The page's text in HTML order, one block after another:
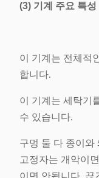
(3) 기계 주요 특성
이 기계는 전체적
합니다.
이 기계는 세탁기
수 있습니다.
구멍 둘 다 종이와
고정자는 개악이